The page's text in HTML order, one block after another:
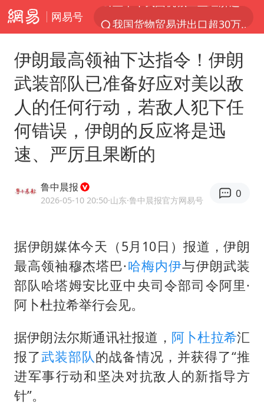
网易号
我国货物贸易进出口超30万亿元
河南撤回“领导带薪错峰休假”通知
四川宜宾市高县发生4.9级地震
台风白海豚加强
向鹏0-3不敌张本智和
“立秋的第一杯奶茶”又爆单了
宇树科技中一签需缴款7.54万元
国防部：坚决反制任何闹海挑衅图谋
台湾海峡南口北上船舶实施交通管制
“新疆阿勒泰八月能滑雪”不实
福建泉州市委书记张毅恭被查
山东潍坊发布大风黄色预警
东方之约 相约未来
伊朗最高领袖下达指令！伊朗
武装部队已准备好应对美以敌
人的任何行动，若敌人犯下任
何错误，伊朗的反应将是迅
速、严厉且果断的
鲁中晨报
2026-05-10 20:50·山东·鲁中晨报官方网易号
0
据伊朗媒体今天（5月10日）报道，伊朗
最高领袖穆杰塔巴·哈梅内伊与伊朗武装
部队哈塔姆安比亚中央司令部司令阿里·
阿卜杜拉希举行会见。
据伊朗法尔斯通讯社报道， 阿卜杜拉希汇
报了武装部队的战备情况，并获得了“推
进军事行动和坚决对抗敌人的新指导方
针”。